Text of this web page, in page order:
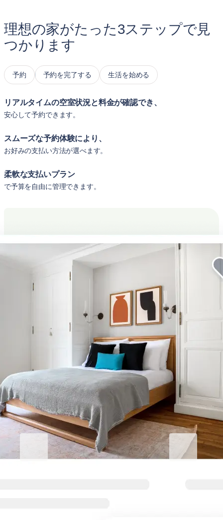
理想の家がたった3ステップで見
つかります
予約 予約を完了する 生活を始める
リアルタイムの空室状況と料金が確認でき、
安心して予約できます。
スムーズな予約体験により、
お好みの支払い方法が選べます。
柔軟な支払いプラン
で予算を自由に管理できます。
企業向けの滞在をより快適に